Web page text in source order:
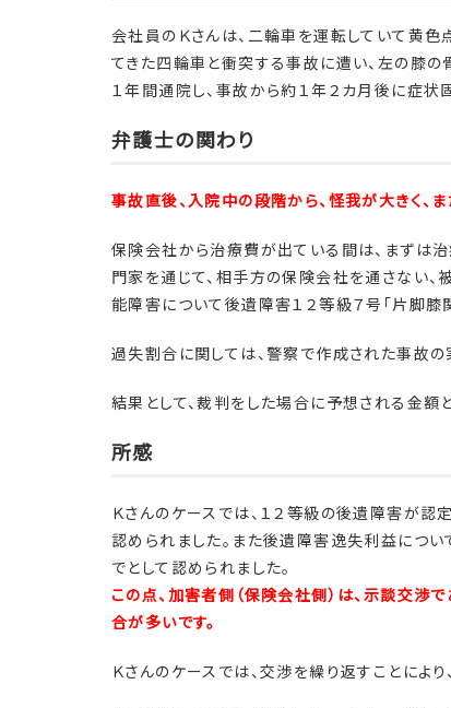
会社員のＫさんは、二輪車を運転していて黄
てきた四輪車と衝突する事故に遭い、左の膝
１年間通院し、事故から約１年２カ月後に症状
弁護士の関わり
事故直後、入院中の段階から、怪我が大きく、
保険会社から治療費が出ている間は、まずは
門家を通じて、相手方の保険会社を通さない、
能障害について後遺障害１２等級７号「片脚膝
過失割合に関しては、警察で作成された事故
結果として、裁判をした場合に予想される金額
所感
Ｋさんのケースでは、１２等級の後遺障害が
認められました。また後遺障害逸失利益につい
でとして認められました。
この点、加害者側（保険会社側）は、示談交渉
合が多いです。
Ｋさんのケースでは、交渉を繰り返すことによ